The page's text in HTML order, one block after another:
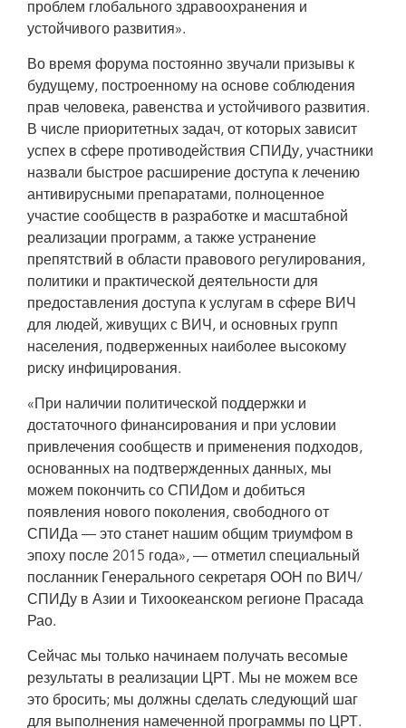
проблем глобального здравоохранения и
устойчивого развития».
Во время форума постоянно звучали призывы к
будущему, построенному на основе соблюдения
прав человека, равенства и устойчивого развития.
В числе приоритетных задач, от которых зависит
успех в сфере противодействия СПИДу, участники
назвали быстрое расширение доступа к лечению
антивирусными препаратами, полноценное
участие сообществ в разработке и масштабной
реализации программ, а также устранение
препятствий в области правового регулирования,
политики и практической деятельности для
предоставления доступа к услугам в сфере ВИЧ
для людей, живущих с ВИЧ, и основных групп
населения, подверженных наиболее высокому
риску инфицирования.
«При наличии политической поддержки и
достаточного финансирования и при условии
привлечения сообществ и применения подходов,
основанных на подтвержденных данных, мы
можем покончить со СПИДом и добиться
появления нового поколения, свободного от
СПИДа — это станет нашим общим триумфом в
эпоху после 2015 года», — отметил специальный
посланник Генерального секретаря ООН по ВИЧ/
СПИДу в Азии и Тихоокеанском регионе Прасада
Рао.
Сейчас мы только начинаем получать весомые
результаты в реализации ЦРТ. Мы не можем все
это бросить; мы должны сделать следующий шаг
для выполнения намеченной программы по ЦРТ.